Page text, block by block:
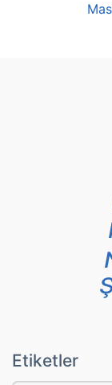
Etiketler